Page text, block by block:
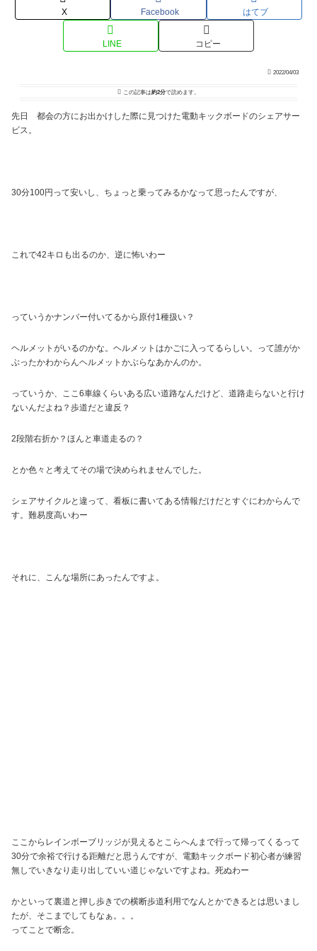
X Facebook はてブ
LINE コピー
2022/04/03
この記事は約2分で読めます。
先日 都会の方にお出かけした際に見つけた電動キックボードのシェアサー
ビス。
30分100円って安いし、ちょっと乗ってみるかなって思ったんですが、
これで42キロも出るのか、逆に怖いわー
っていうかナンバー付いてるから原付1種扱い？
ヘルメットがいるのかな。ヘルメットはかごに入ってるらしい。って誰がか
ぶったかわからんヘルメットかぶらなあかんのか。
っていうか、ここ6車線くらいある広い道路なんだけど、道路走らないと行け
ないんだよね？歩道だと違反？
2段階右折か？ほんと車道走るの？
とか色々と考えてその場で決められませんでした。
シェアサイクルと違って、看板に書いてある情報だけだとすぐにわからんで
す。難易度高いわー
それに、こんな場所にあったんですよ。
ここからレインボーブリッジが見えるとこらへんまで行って帰ってくるって
30分で余裕で行ける距離だと思うんですが、電動キックボード初心者が練習
無しでいきなり走り出していい道じゃないですよね。死ぬわー
かといって裏道と押し歩きでの横断歩道利用でなんとかできるとは思いまし
たが、そこまでしてもなぁ。。。
ってことで断念。